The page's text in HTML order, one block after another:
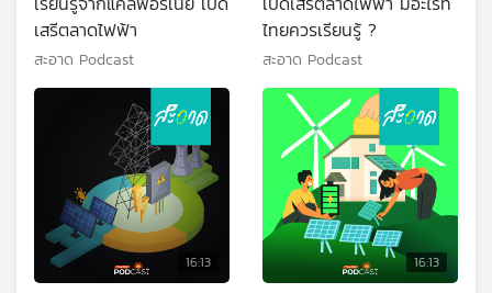
เสรีตลาดไฟฟ้า
สะอาด Podcast
ไทยควรเรียนรู้ ?
สะอาด Podcast
16:13 16:13